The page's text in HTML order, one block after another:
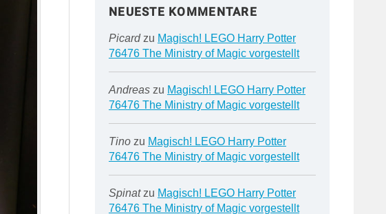
NEUESTE KOMMENTARE
Picardzu Magisch! LEGO Harry Potter
76476 The Ministry of Magic vorgestellt
Andreaszu Magisch! LEGO Harry Potter
76476 The Ministry of Magic vorgestellt
Tinozu Magisch! LEGO Harry Potter
76476 The Ministry of Magic vorgestellt
Spinatzu Magisch! LEGO Harry Potter
76476 The Ministry of Magic vorgestellt